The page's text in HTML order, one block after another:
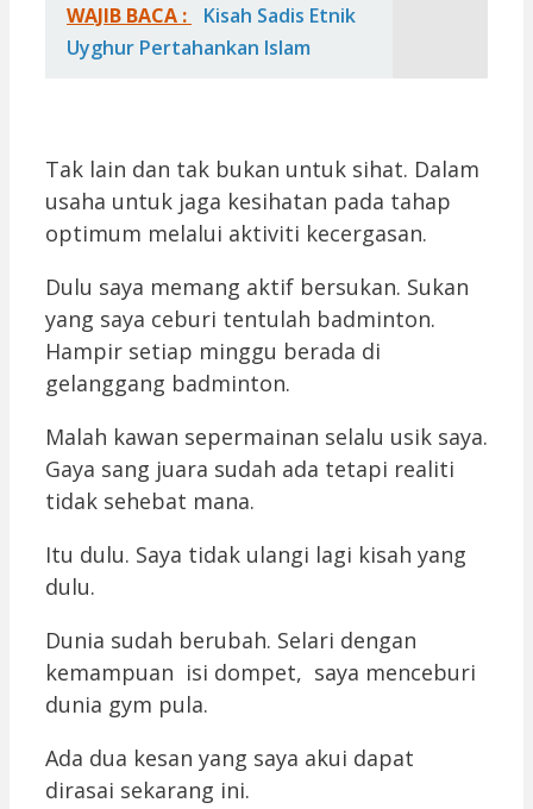
WAJIB BACA :
Kisah Sadis Etnik
Uyghur Pertahankan Islam
Tak lain dan tak bukan untuk sihat. Dalam
usaha untuk jaga kesihatan pada tahap
optimum melalui aktiviti kecergasan.
Dulu saya memang aktif bersukan. Sukan
yang saya ceburi tentulah badminton.
Hampir setiap minggu berada di
gelanggang badminton.
Malah kawan sepermainan selalu usik saya.
Gaya sang juara sudah ada tetapi realiti
tidak sehebat mana.
Itu dulu. Saya tidak ulangi lagi kisah yang
dulu.
Dunia sudah berubah. Selari dengan
kemampuan isi dompet, saya menceburi
dunia gym pula.
Ada dua kesan yang saya akui dapat
dirasai sekarang ini.